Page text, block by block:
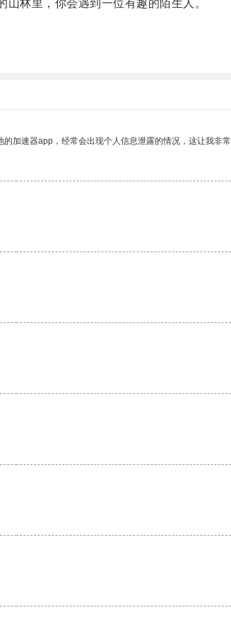
林里，你会遇到一位有趣的陌生人。
加速器app，经常会出现个人信息泄露的情况，这让我非常